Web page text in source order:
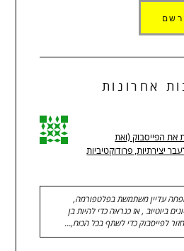
אחרונות
את הפייסבוק (ואת
יצירתיות, פרודוקטיביות
עדיין משתמשת בפלטפורמה,
ביוטיוב , אז כנראה כדי להיות בן
לפייסבוק כדי לשתף בכל הכוח,…